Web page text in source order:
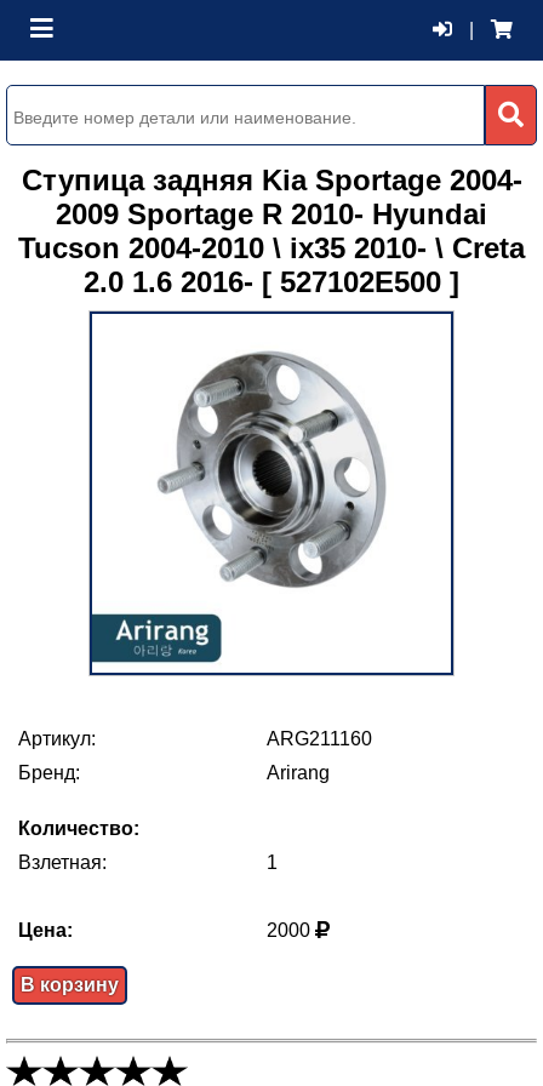
Ступица задняя Kia Sportage 2004-
2009 Sportage R 2010- Hyundai
Tucson 2004-2010 \ ix35 2010- \ Creta
2.0 1.6 2016- [ 527102E500 ]
Артикул:
ARG211160
Бренд:
Arirang
Количество:
Взлетная:
1
Цена: 2000
В корзину